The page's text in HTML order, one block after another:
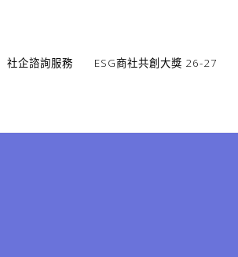
社企諮詢服務 ESG商社共創大獎 26-27